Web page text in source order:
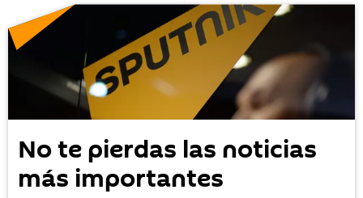
No te pierdas las noticias
más importantes